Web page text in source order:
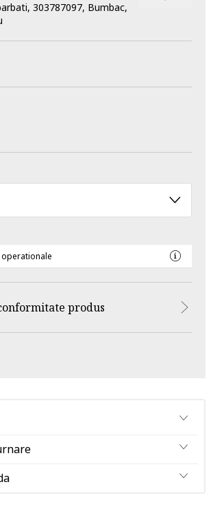
303787097, Bumbac,
operationale
produs